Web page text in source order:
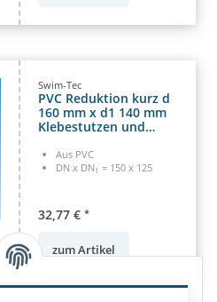
Swim-Tec
PVC Reduktion kurz d
160 mm x d1 140 mm
Klebestutzen und
Aus PVC
DN x DN1 = 150 x 125
32,77 € *
zum Artikel